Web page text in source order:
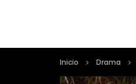
Inicio Drama